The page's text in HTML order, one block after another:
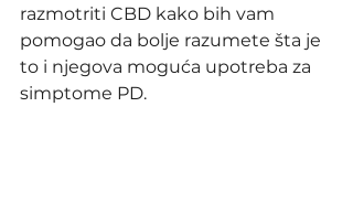
razmotriti CBD kako bih vam
pomogao da bolje razumete šta je
to i njegova moguća upotreba za
simptome PD.